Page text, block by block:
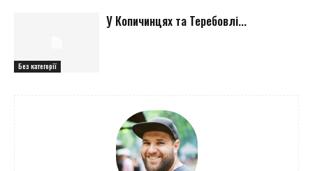
Без категорії
У Копичинцях та Теребовлі...